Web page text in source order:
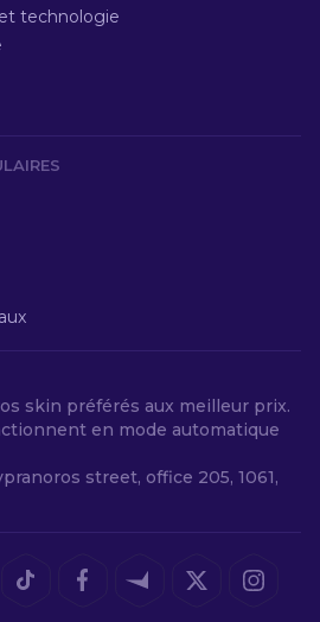
technologie
skin préférés aux meilleur prix.
en mode automatique
street, office 205, 1061,